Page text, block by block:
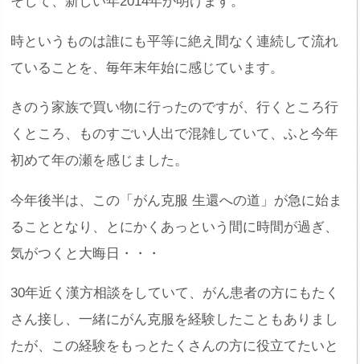
時というものは誰にも平等に絶え間なく連続して流れ
ていることを、毎年末年始に感じています。
きのう家族で買い物に行ったのですが、行くところ行
くところ、ものすごい人出で混雑していて、ふと今年
初めて年の瀬を感じました。
今年後半は、この「がん克服 生還への道」が急に始ま
ることとなり、とにかくあっという間に時間が過ぎ、
気がつくと大晦日・・・
30年近く漢方相談をしていて、がん患者の方にもたく
さん接し、一緒にがん克服を経験したこともありまし
たが、この経験をもっとたくさんの方に役立てたいと